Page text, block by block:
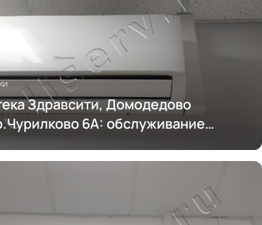
Здравсити, Домодедово
6А: обслуживание